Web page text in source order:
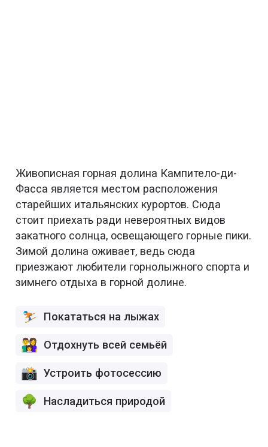
Живописная горная долина Кампитело-ди-
Фасса является местом расположения
старейших итальянских курортов. Сюда
стоит приехать ради невероятных видов
закатного солнца, освещающего горные пики.
Зимой долина оживает, ведь сюда
приезжают любители горнолыжного спорта и
зимнего отдыха в горной долине.
Покататься на лыжах
Отдохнуть всей семьёй
Устроить фотосессию
Насладиться природой